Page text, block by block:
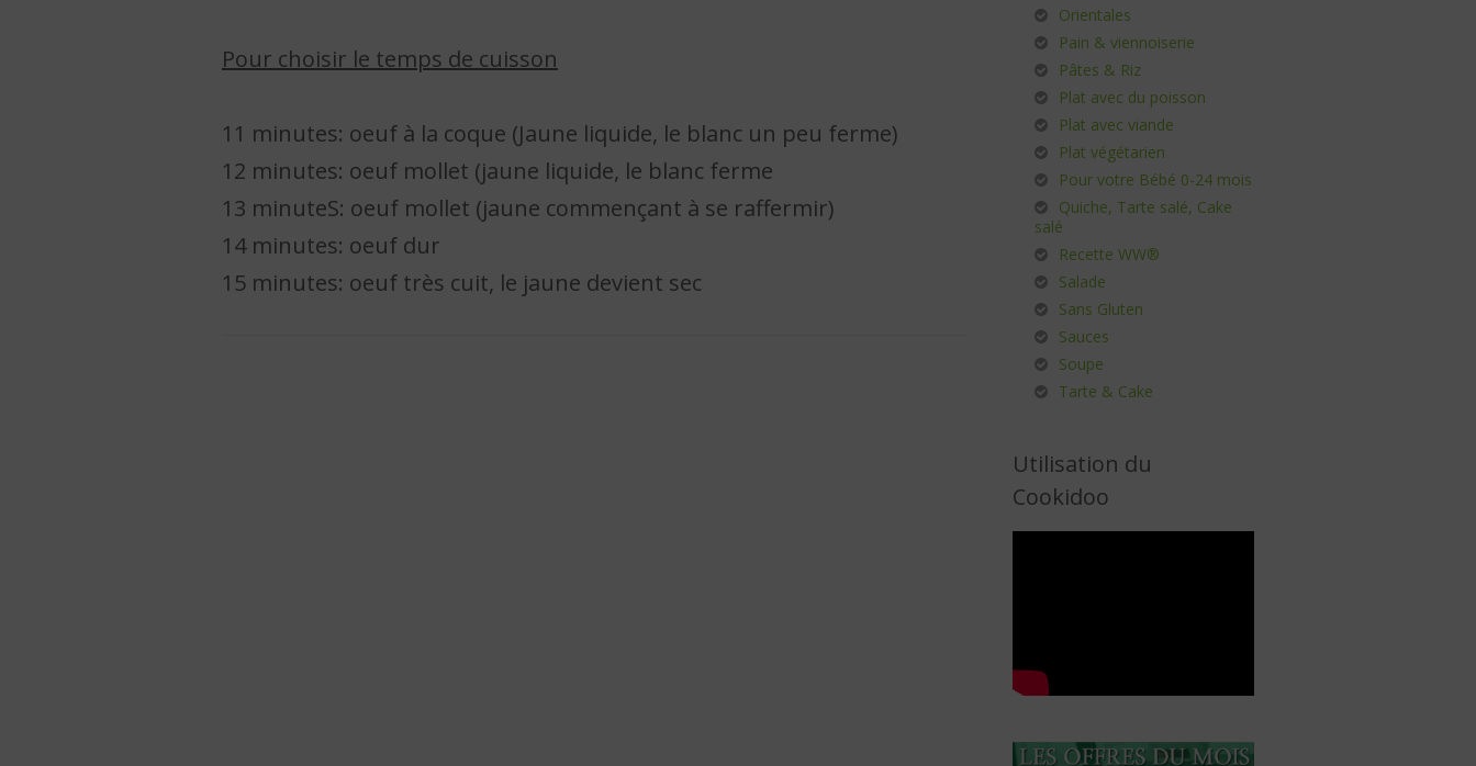
Pour choisir le temps de cuisson
11 minutes: oeuf à la coque (Jaune liquide, le blanc un peu ferme)
12 minutes: oeuf mollet (jaune liquide, le blanc ferme
13 minuteS: oeuf mollet (jaune commençant à se raffermir)
14 minutes: oeuf dur
15 minutes: oeuf très cuit, le jaune devient sec
Orientales
Pain & viennoiserie
Pâtes & Riz
Plat avec du poisson
Plat avec viande
Plat végétarien
Pour votre Bébé 0-24 mois
Quiche, Tarte salé, Cake
salé
Recette WW®
Salade
Sans Gluten
Sauces
Soupe
Tarte & Cake
Utilisation du
Cookidoo